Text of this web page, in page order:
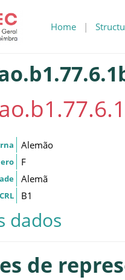
Home |
Alemão
F
Alemã
B1
dados
de